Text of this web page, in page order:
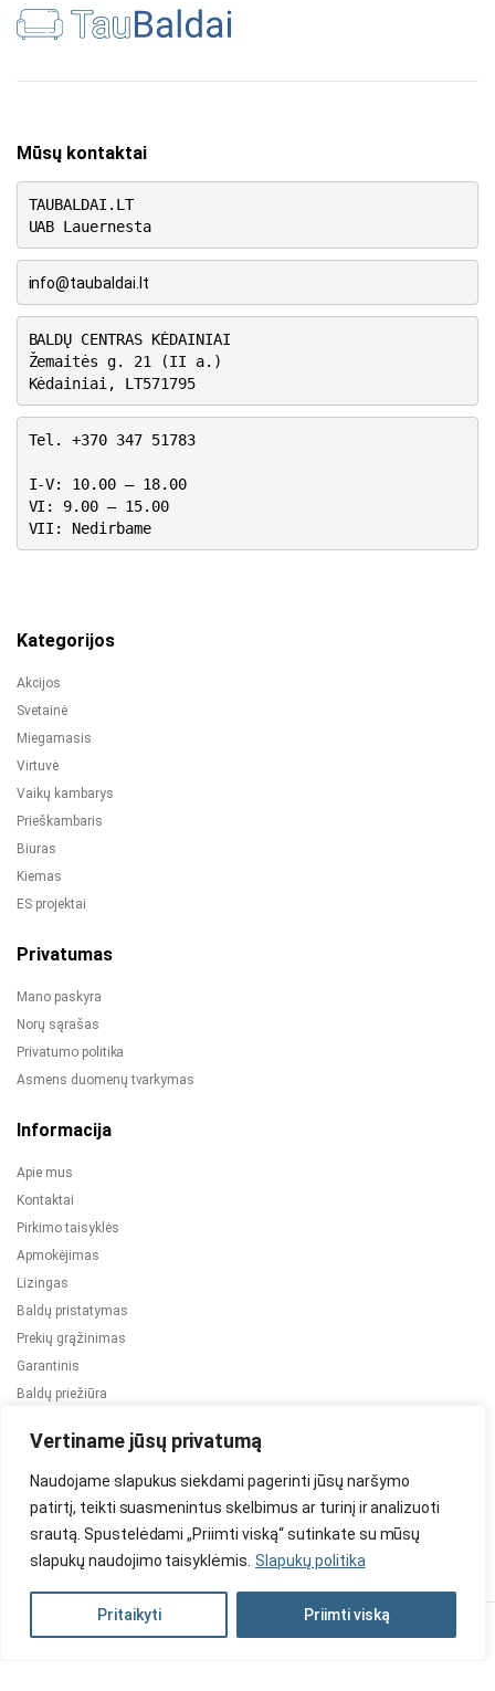
Vertiname jūsų privatumą
Naudojame slapukus siekdami pagerinti jūsų naršymo
patirtį, teikti suasmenintus skelbimus ar turinį ir analizuoti
srautą. Spustelėdami „Priimti viską“ sutinkate su mūsų
slapukų naudojimo taisyklėmis. Slapukų politika
Pritaikyti Priimti viską
Mūsų kontaktai
TAUBALDAI.LT
UAB Lauernesta
info@taubaldai.lt
BALDŲ CENTRAS KĖDAINIAI
Žemaitės g. 21 (II a.)
Kėdainiai, LT571795
Tel. +370 347 51783
I-V: 10.00 – 18.00
VI: 9.00 – 15.00
VII: Nedirbame
Kategorijos
Akcijos
Svetainė
Miegamasis
Virtuvė
Vaikų kambarys
Prieškambaris
Biuras
Kiemas
ES projektai
Privatumas
Mano paskyra
Norų sąrašas
Privatumo politika
Asmens duomenų tvarkymas
Informacija
Apie mus
Kontaktai
Pirkimo taisyklės
Apmokėjimas
Lizingas
Baldų pristatymas
Prekių grąžinimas
Garantinis
Baldų priežiūra
2024 © Visos teisės saugomos. Be TauBaldai.lt sutikimo draudžiama
Asmens duomenų tvarkymas Privatumo politika